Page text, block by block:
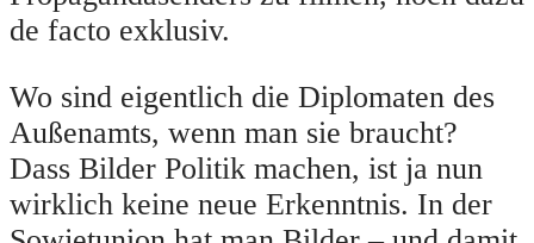
de facto exklusiv.
Wo sind eigentlich die Diplomaten des
Außenamts, wenn man sie braucht?
Dass Bilder Politik machen, ist ja nun
wirklich keine neue Erkenntnis. In der